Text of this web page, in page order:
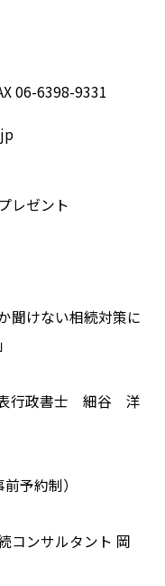
06-6398-9331
レゼント
聞けない相続対策に
行政書士 細谷 洋
予約制）
ンサルタント 岡